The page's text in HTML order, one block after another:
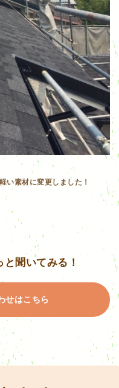
い素材に変更しました！
と聞いてみる！
せはこちら